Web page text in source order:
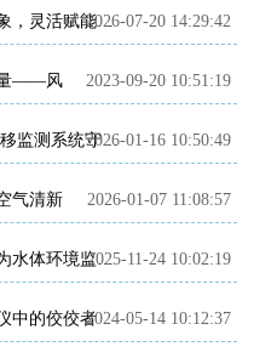
手持式气象站：便携智能测气象，灵活赋能多场景监测
2026-07-20 14:29:42
量——风 2023-09-20 10:51:19
精准捕捉边坡异动:边坡沉降位移监测系统守护一方平安
2026-01-16 10:50:49
气清新 2026-01-07 11:08:57
河道水质在线监测系统一款专为水体环境监管打造的智能化设备
2025-11-24 10:02:19
中的佼佼者2024-05-14 10:12:37